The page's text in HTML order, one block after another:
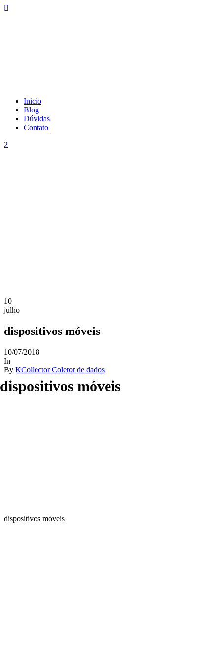
Inicio
Blog
Dúvidas
Contato
dispositivos móveis
10
julho
dispositivos móveis
10/07/2018
In
By KCollector Coletor de dados
dispositivos móveis